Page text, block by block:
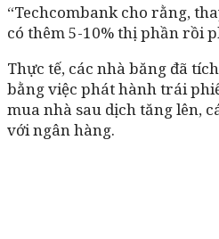
“Techcombank cho rằng,
có thêm 5-10% thị phần rồi
Thực tế, các nhà băng đã
bằng việc phát hành trái
mua nhà sau dịch tăng lên,
với ngân hàng.